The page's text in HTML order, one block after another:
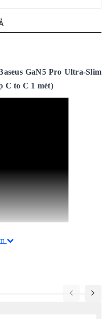
GaN5 Pro Ultra-Slim
C to C 1 mét)
Slim Fast Charger 65W
mới nhất cùng thiết kế bảng